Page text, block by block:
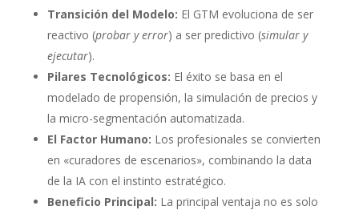
Transición del Modelo: El GTM evoluciona de ser
reactivo (probar y error) a ser predictivo (simular y
ejecutar).
Pilares Tecnológicos: El éxito se basa en el
modelado de propensión, la simulación de precios y
la micro-segmentación automatizada.
El Factor Humano: Los profesionales se convierten
en «curadores de escenarios», combinando la data
de la IA con el instinto estratégico.
Beneficio Principal: La principal ventaja no es solo